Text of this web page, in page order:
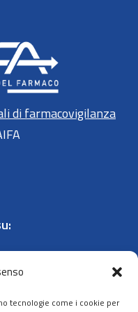
tecnologie come i cookie per
di farmacovigilanza